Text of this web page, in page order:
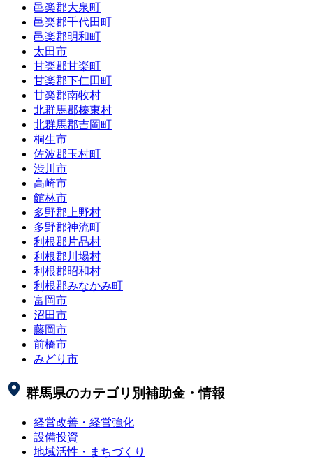
邑楽郡大泉町
邑楽郡千代田町
邑楽郡明和町
太田市
甘楽郡甘楽町
甘楽郡下仁田町
甘楽郡南牧村
北群馬郡榛東村
北群馬郡吉岡町
桐生市
佐波郡玉村町
渋川市
高崎市
館林市
多野郡上野村
多野郡神流町
利根郡片品村
利根郡川場村
利根郡昭和村
利根郡みなかみ町
富岡市
沼田市
藤岡市
前橋市
みどり市
群馬県のカテゴリ別補助金・情報
経営改善・経営強化
設備投資
地域活性・まちづくり